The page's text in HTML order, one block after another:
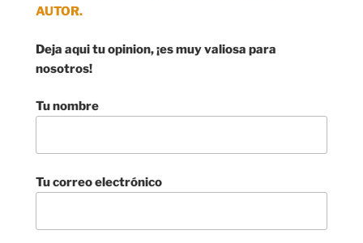
AUTOR.
Deja aqui tu opinion, ¡es muy valiosa para
nosotros!
Tu nombre
Tu correo electrónico